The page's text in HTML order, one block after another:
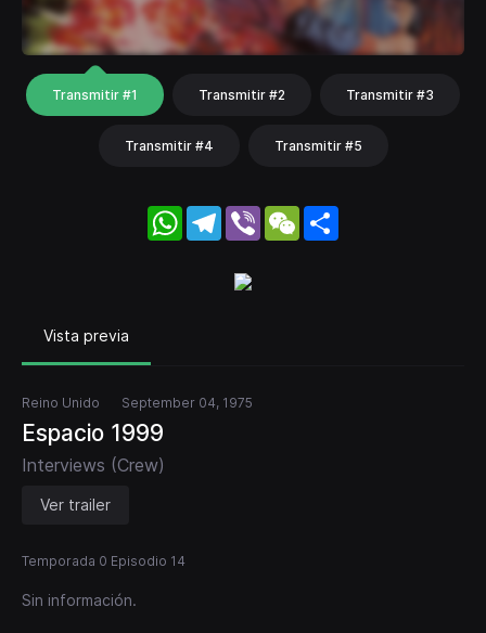
Transmitir #1 Transmitir #2 Transmitir #3
Transmitir #4 Transmitir #5
WhatsApp
Telegram
Viber WeChat
Vista previa
Reino Unido September 04, 1975
Espacio 1999
Interviews (Crew)
Ver trailer
Temporada 0 Episodio 14
Sin información.